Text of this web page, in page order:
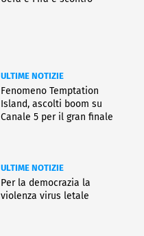
ULTIME NOTIZIE
Fenomeno Temptation
Island, ascolti boom su
Canale 5 per il gran finale
ULTIME NOTIZIE
Per la democrazia la
violenza virus letale